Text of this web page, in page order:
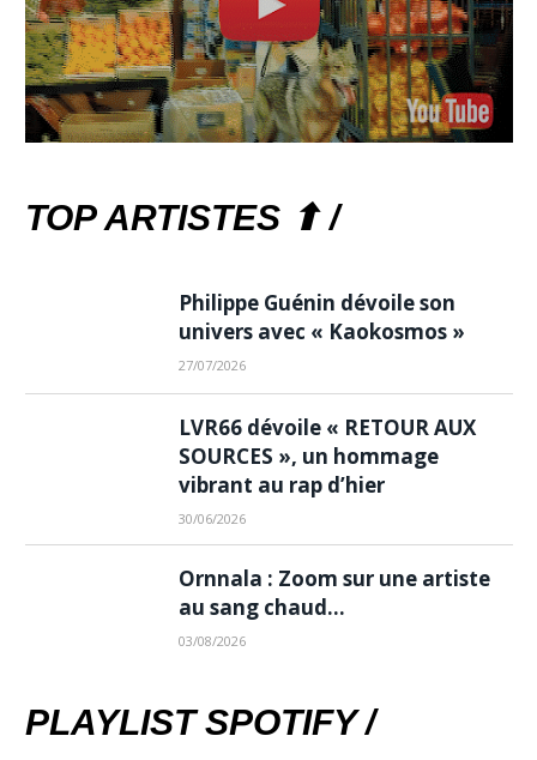
TOP ARTISTES ⬆ /
Philippe Guénin dévoile son
univers avec « Kaokosmos »
27/07/2026
LVR66 dévoile « RETOUR AUX
SOURCES », un hommage
vibrant au rap d’hier
30/06/2026
Ornnala : Zoom sur une artiste
au sang chaud…
03/08/2026
PLAYLIST SPOTIFY /